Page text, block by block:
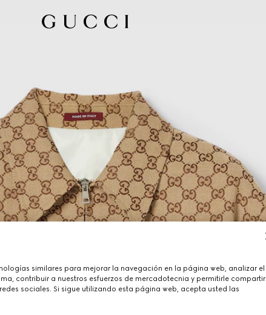
similares para mejorar la navegación en la página web, analizar el
contribuir a nuestros esfuerzos de mercadotecnia y permitirle compartir
sociales. Si sigue utilizando esta página web, acepta usted las